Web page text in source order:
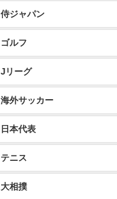
侍ジャパン
ゴルフ
Jリーグ
海外サッカー
日本代表
テニス
大相撲